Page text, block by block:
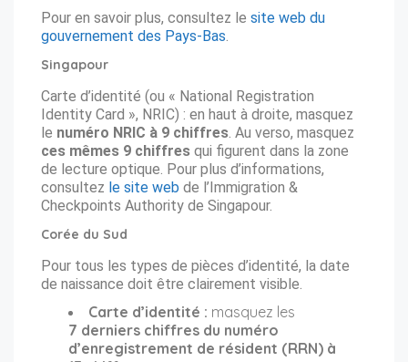
Pour en savoir plus, consultez le site web du
gouvernement des Pays-Bas.
Singapour
Carte d’identité (ou « National Registration
Identity Card », NRIC) : en haut à droite, masquez
le numéro NRIC à 9 chiffres. Au verso, masquez
ces mêmes 9 chiffres qui figurent dans la zone
de lecture optique. Pour plus d’informations,
consultez le site web de l’Immigration &
Checkpoints Authority de Singapour.
Corée du Sud
Pour tous les types de pièces d’identité, la date
de naissance doit être clairement visible.
Carte d’identité : masquez les
7 derniers chiffres du numéro
d’enregistrement de résident (RRN) à